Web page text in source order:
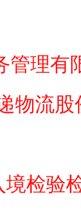
管理有
物流
检验